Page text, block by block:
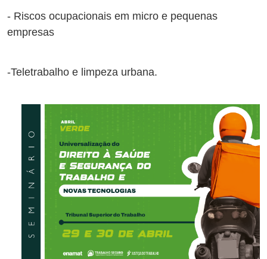
- Riscos ocupacionais em micro e pequenas
empresas
-Teletrabalho e limpeza urbana.